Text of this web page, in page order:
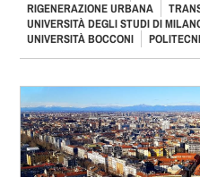
RIGENERAZIONE URBANA
UNIVERSITÀ DEGLI STUDI DI
UNIVERSITÀ BOCCONI